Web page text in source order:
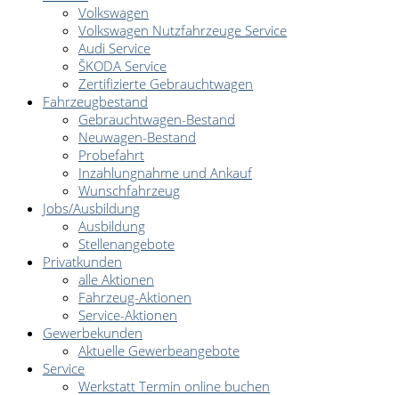
Volkswagen
Volkswagen Nutzfahrzeuge Service
Audi Service
ŠKODA Service
Zertifizierte Gebrauchtwagen
Fahrzeugbestand
Gebrauchtwagen-Bestand
Neuwagen-Bestand
Probefahrt
Inzahlungnahme und Ankauf
Wunschfahrzeug
Jobs/Ausbildung
Ausbildung
Stellenangebote
Privatkunden
alle Aktionen
Fahrzeug-Aktionen
Service-Aktionen
Gewerbekunden
Aktuelle Gewerbeangebote
Service
Werkstatt Termin online buchen